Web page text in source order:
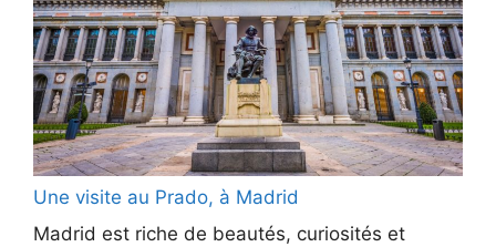
Une visite au Prado, à Madrid
Madrid est riche de beautés, curiosités et